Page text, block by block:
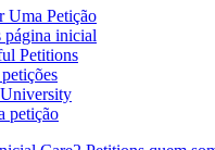
Uma Petição
página inicial
Petitions
petição